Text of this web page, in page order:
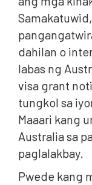
dahilan o
labas ng
visa grant
tungkol sa
Maaari kang
Australia sa
paglalakbay.
Pwede kang